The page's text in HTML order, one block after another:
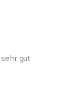
gut